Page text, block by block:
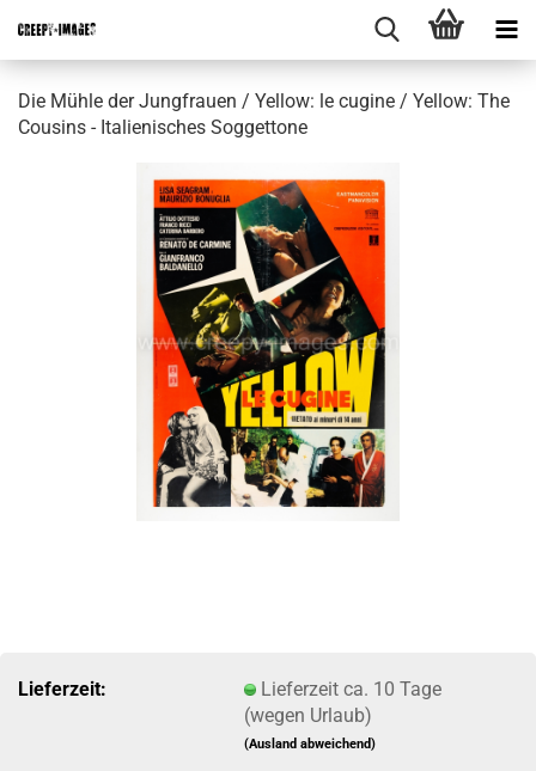
Die Mühle der Jungfrauen / Yellow: le cugine / Yellow: The
Cousins - Italienisches Soggettone
Lieferzeit:
Lieferzeit ca. 10 Tage
(wegen Urlaub)
(Ausland abweichend)